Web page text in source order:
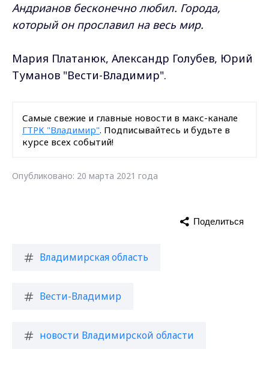
Андрианов бесконечно любил. Города,
который он прославил на весь мир.
Мария Платанюк, Александр Голубев, Юрий
Туманов "Вести-Владимир".
Самые свежие и главные новости в макс-канале
ГТРК "Владимир". Подписывайтесь и будьте в
курсе всех событий!
Опубликовано: 20 марта 2021 года
Владимирская область
Вести-Владимир
новости Владимирской области
Поделиться